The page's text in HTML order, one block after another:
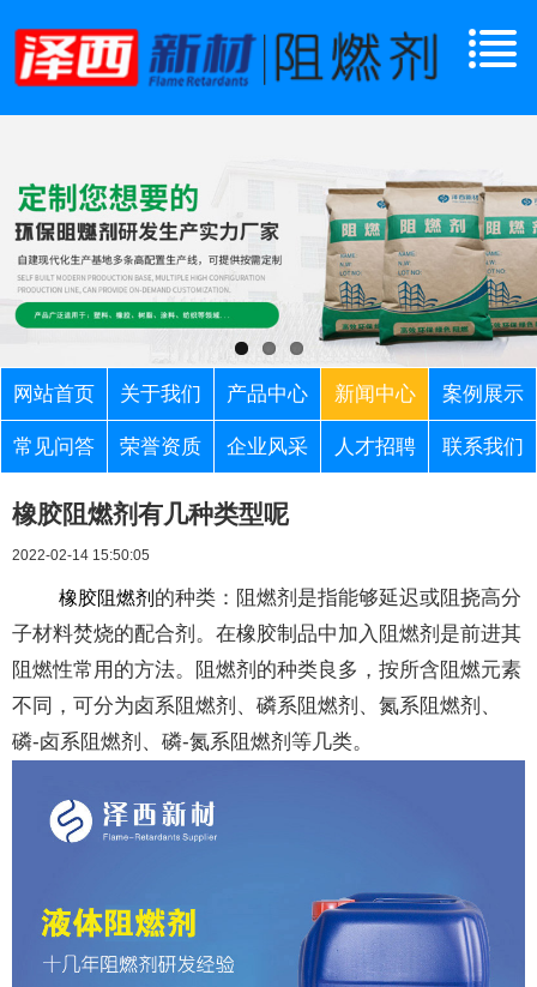
网站首页 关于我们 产品中心 新闻中心 案例展示
常见问答 荣誉资质 企业风采 人才招聘 联系我们
橡胶阻燃剂有几种类型呢
2022-02-14 15:50:05
橡胶阻燃剂 的种类：阻燃剂是指能够延迟或阻挠高分
子材料焚烧的配合剂。在橡胶制品中加入阻燃剂是前进其
阻燃性常用的方法。阻燃剂的种类良多，按所含阻燃元素
不同，可分为卤系阻燃剂、磷系阻燃剂、氮系阻燃剂、
磷-卤系阻燃剂、磷-氮系阻燃剂等几类。